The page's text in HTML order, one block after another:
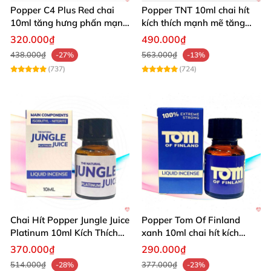
Đây cũng chính là lý do
chai hít tăng khoái cảm
Popper Rush Original Yellowra đời. Loại popper này
đặc biệt phù hợp cho những ai muốn ghé thăm con
đường tìm kiếm cực khoái, tạo nên những hiệu ứng
thần kinh kích thích cực phê nhưng vẫn an toàn.
Popper C4 Plus Red chai
10ml tăng hưng phấn mạnh
mẽ kích thích
320.000₫
438.000₫
-27%
(737)
Popper TNT 10ml chai hít
kích thích mạnh mẽ tăng
cảm giác
490.000₫
563.000₫
-13%
(724)
Chai Hít Popper Jungle Juice
Platinum 10ml Kích Thích
Mạnh
370.000₫
514.000₫ -28%
Popper Tom Of Finland
xanh 10ml chai hít kích
thích mạnh mẽ
290.000₫
377.000₫ -23%